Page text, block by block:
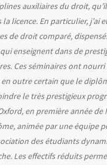
auxiliaires du droit,
licence. En particulier, j’ai
de droit comparé,
enseignent dans de
Ces séminaires ont
outre certain que le
le très prestigieux
en première année de
animée par une équipe
des étudiants
Les effectifs réduits